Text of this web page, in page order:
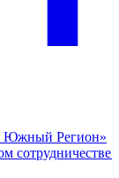
Южный Регион»
сотрудничестве